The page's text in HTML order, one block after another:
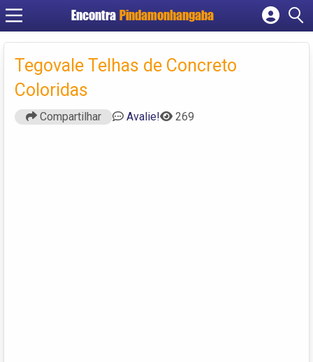
Encontra Pindamonhangaba
Cadastrar empresa
Criar conta
Tegovale Telhas de Concreto
Coloridas
Compartilhar Avalie! 269